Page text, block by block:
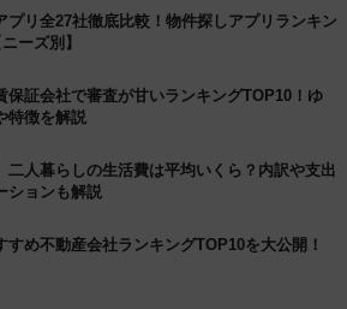
プリ全27社徹底比較！物件探しアプリランキン
ーズ別】
保証会社で審査が甘いランキングTOP10！ゆ
特徴を解説
二人暮らしの生活費は平均いくら？内訳や支出
ションも解説
すめ不動産会社ランキングTOP10を大公開！